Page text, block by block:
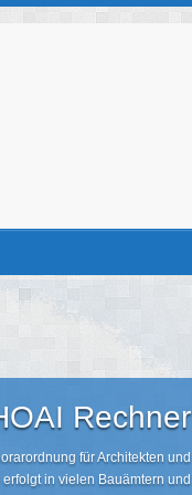
Rechner
für Architekten und
in vielen Bauämtern und